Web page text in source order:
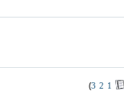
1
2
3
)